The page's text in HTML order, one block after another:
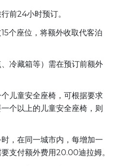
前24小时预订。
个座位，将额外收取代客泊
冷藏箱等）需在预订前额外
儿童安全座椅，可根据要求
个以上的儿童安全座椅，则
，在同一城市内，每增加一
支付额外费用20.00迪拉姆。